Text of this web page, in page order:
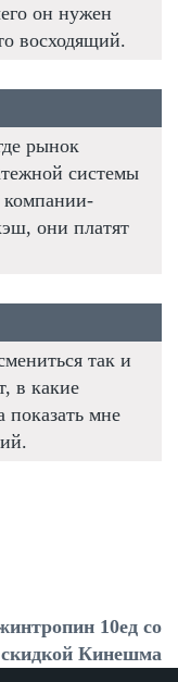
он нужен
восходящий.
рынок
системы
компании-
они платят
так и
в какие
показать мне
10ед со
скидкой Кинешма